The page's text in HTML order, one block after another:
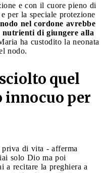
e con il cuore pieno di
per la speciale protezione
nel cordone avrebbe
nutrienti di giungere alla
ha custodito la neonata
nodo.
quel
innocuo per
di vita - afferma
solo Dio ma poi
a recitare la preghiera a